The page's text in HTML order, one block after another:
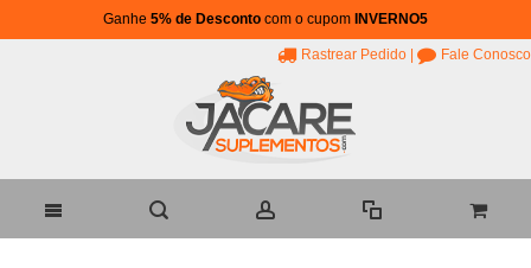
Ganhe 5% de Desconto com o cupom INVERNO5
Rastrear Pedido Fale Conosco